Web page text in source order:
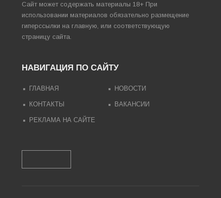
Сайт может содержать материалы 18+ При
использовании материалов обязательно размещение
гиперссылки на главную, или соответствующую
страницу сайта.
НАВИГАЦИЯ ПО САЙТУ
ГЛАВНАЯ НОВОСТИ
КОНТАКТЫ ВАКАНСИИ
РЕКЛАМА НА САЙТЕ